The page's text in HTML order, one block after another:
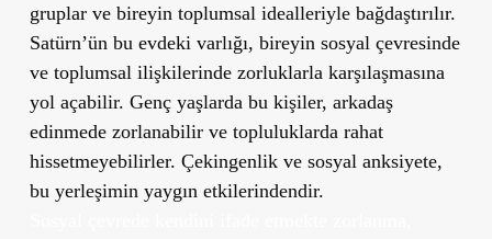
gruplar ve bireyin toplumsal idealleriyle bağdaştırılır.
Satürn’ün bu evdeki varlığı, bireyin sosyal çevresinde
ve toplumsal ilişkilerinde zorluklarla karşılaşmasına
yol açabilir. Genç yaşlarda bu kişiler, arkadaş
edinmede zorlanabilir ve topluluklarda rahat
hissetmeyebilirler. Çekingenlik ve sosyal anksiyete,
bu yerleşimin yaygın etkilerindendir.